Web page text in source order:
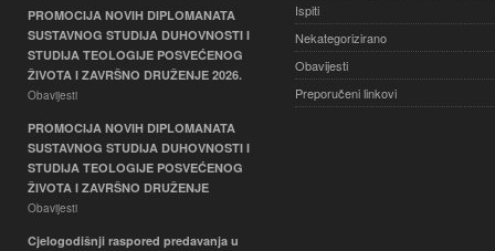
PROMOCIJA NOVIH DIPLOMANATA
SUSTAVNOG STUDIJA DUHOVNOSTI I
STUDIJA TEOLOGIJE POSVEĆENOG
ŽIVOTA I ZAVRŠNO DRUŽENJE 2026.
Obavijesti
PROMOCIJA NOVIH DIPLOMANATA
SUSTAVNOG STUDIJA DUHOVNOSTI I
STUDIJA TEOLOGIJE POSVEĆENOG
ŽIVOTA I ZAVRŠNO DRUŽENJE
Obavijesti
Cjelogodišnji raspored predavanja u
Ispiti
Nekategorizirano
Obavijesti
Preporučeni linkovi